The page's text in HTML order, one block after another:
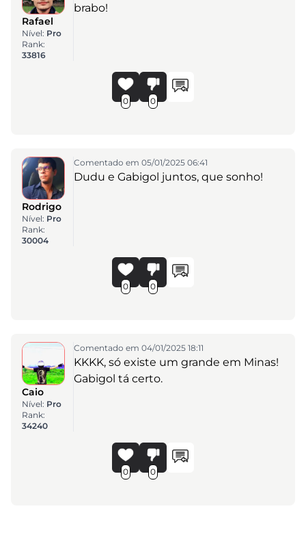
Rafael
Nível: Pro
Rank:
33816
brabo!
0 0
Rodrigo
Nível: Pro
Rank:
30004
Comentado em 05/01/2025 06:41
Dudu e Gabigol juntos, que sonho!
0 0
Caio
Nível: Pro
Rank:
34240
Comentado em 04/01/2025 18:11
KKKK, só existe um grande em Minas!
Gabigol tá certo.
0 0